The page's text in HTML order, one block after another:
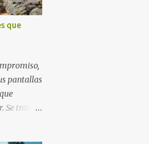
que
pantallas
trata